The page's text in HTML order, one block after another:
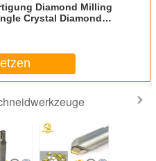
Diamond Milling
Crystal Diamond